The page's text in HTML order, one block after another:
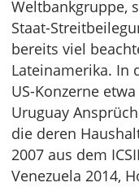
Weltbankgruppe,
Staat-
bereits viel
Lateinamerika. In
US-Konzerne
Uruguay
die deren
2007 aus dem
Venezuela 2014,